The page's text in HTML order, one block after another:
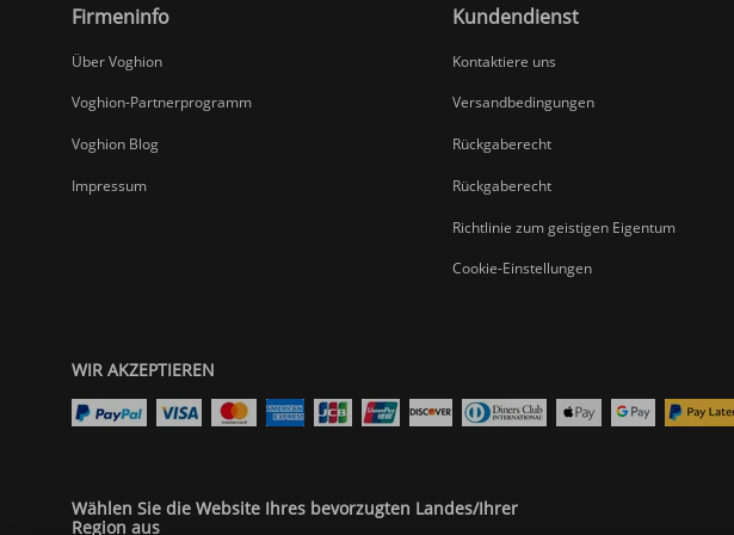
Firmeninfo
Über Voghion
Voghion-Partnerprogramm
Voghion Blog
Impressum
Kundendienst
Kontaktiere uns
Versandbedingungen
Rückgaberecht
Rückgaberecht
Richtlinie zum geistigen Eigentum
Cookie-Einstellungen
WIR AKZEPTIEREN
Wählen Sie die Website Ihres bevorzugten Landes/Ihrer
Region aus